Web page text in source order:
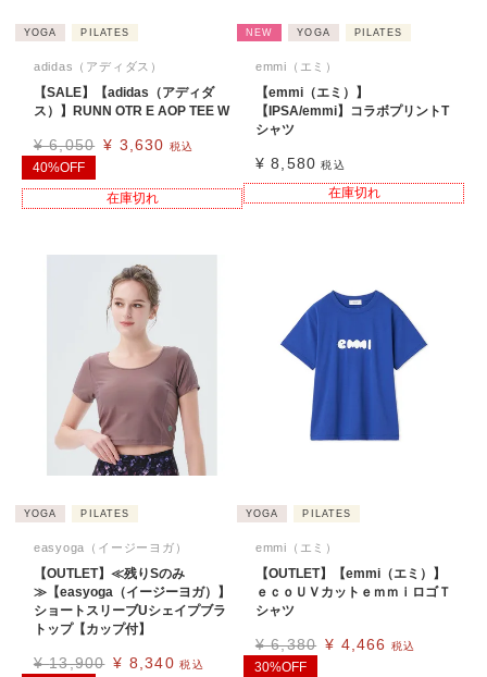
YOGA PILATES
adidas（アディダス）
【SALE】【adidas（アディダ
ス）】RUNN OTR E AOP TEE W
¥ 6,050 ¥ 3,630 税込
40%OFF
在庫切れ
NEW YOGA PILATES
emmi（エミ）
【emmi（エミ）】
【IPSA/emmi】コラボプリントT
シャツ
¥ 8,580 税込
在庫切れ
YOGA PILATES
easyoga（イージーヨガ）
【OUTLET】≪残りSのみ
≫【easyoga（イージーヨガ）】
ショートスリーブUシェイプブラ
トップ【カップ付】
¥ 13,900 ¥ 8,340 税込
YOGA PILATES
emmi（エミ）
【OUTLET】【emmi（エミ）】
ｅｃｏＵＶカットｅｍｍｉロゴＴ
シャツ
¥ 6,380 ¥ 4,466 税込
30%OFF